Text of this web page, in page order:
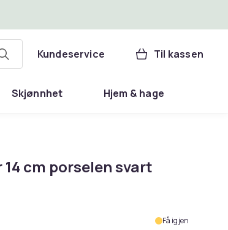
Kundeservice Til kassen
Skjønnhet Hjem & hage
cm porselen svart
Få igjen